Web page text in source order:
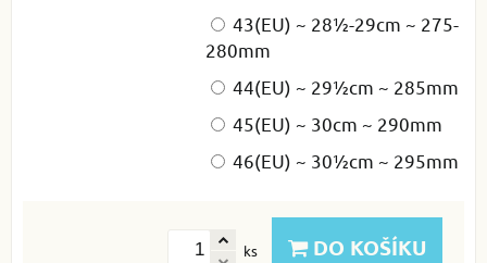
43(EU) ~ 28½-29cm ~ 275-
280mm
44(EU) ~ 29½cm ~ 285mm
45(EU) ~ 30cm ~ 290mm
46(EU) ~ 30½cm ~ 295mm
ks DO KOŠÍKU